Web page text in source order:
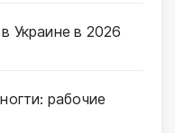
Украине в 2026
рабочие